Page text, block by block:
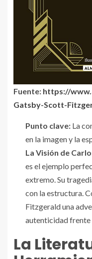
Fuente: https://
Gatsby-Scott-
Punto clave: La
en la imagen y la
La Visión de
es el ejemplo
extremo. Su
con la estructura.
Fitzgerald una
autenticidad frente
La